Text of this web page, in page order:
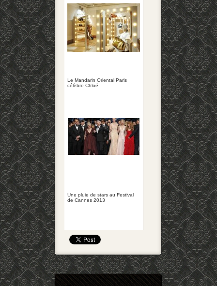
Le Mandarin Oriental Paris
célèbre Chloé
Une pluie de stars au Festival
de Cannes 2013